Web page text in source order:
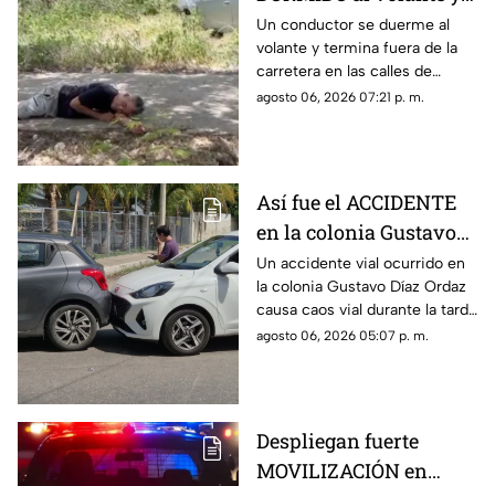
termina entre la
maleza en Ciudad
Caucel
Un conductor se duerme al
volante y termina fuera de la
carretera en las calles de
Ciudad Caucel, por lo que se
agosto 06, 2026 07:21 p. m.
Así fue el ACCIDENTE
en la colonia Gustavo
Díaz Ordaz que causó
CAOS VIAL este jueves
Un accidente vial ocurrido en
la colonia Gustavo Díaz Ordaz
causa caos vial durante la tarde
de este jueves 6 de agosto,
agosto 06, 2026 05:07 p. m.
Despliegan fuerte
MOVILIZACIÓN en